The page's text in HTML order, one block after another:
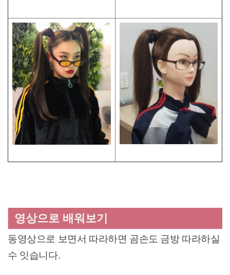
영상으로 배워보기
동영상으로 보면서 따라하면 곰손도 금방 따라하실
수 잇습니다.